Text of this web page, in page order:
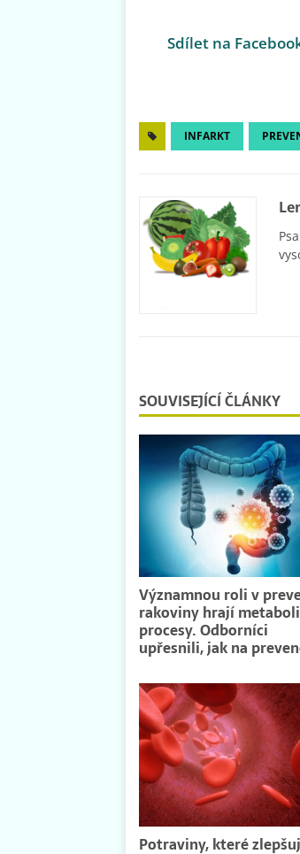
Sdílet na
INFARKT
SOUVISEJÍCÍ ČLÁNKY
Významnou roli v
rakoviny hrají
procesy. Odborníci
upřesnili, jak na
Potraviny, které